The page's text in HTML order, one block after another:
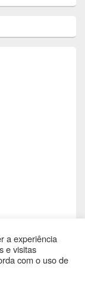
a experiência
e visitas
com o uso de